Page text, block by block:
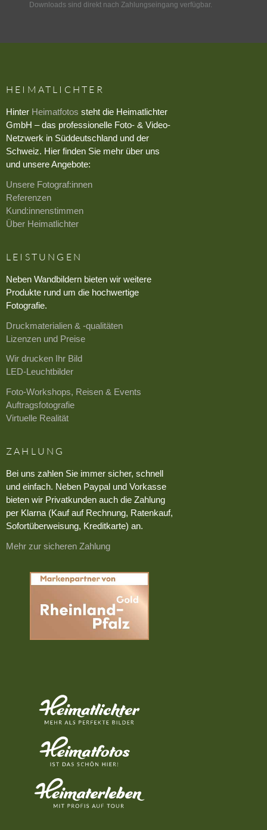
Downloads sind direkt nach Zahlungseingang verfügbar.
HEIMATLICHTER
Hinter Heimatfotos steht die Heimatlichter
GmbH – das professionelle Foto- & Video-
Netzwerk in Süddeutschland und der
Schweiz. Hier finden Sie mehr über uns
und unsere Angebote:
Unsere Fotograf:innen
Referenzen
Kund:innenstimmen
Über Heimatlichter
LEISTUNGEN
Neben Wandbildern bieten wir weitere
Produkte rund um die hochwertige
Fotografie.
Druckmaterialien & -qualitäten
Lizenzen und Preise
Wir drucken Ihr Bild
LED-Leuchtbilder
Foto-Workshops, Reisen & Events
Auftragsfotografie
Virtuelle Realität
ZAHLUNG
Bei uns zahlen Sie immer sicher, schnell
und einfach. Neben Paypal und Vorkasse
bieten wir Privatkunden auch die Zahlung
per Klarna (Kauf auf Rechnung, Ratenkauf,
Sofortüberweisung, Kreditkarte) an.
Mehr zur sicheren Zahlung